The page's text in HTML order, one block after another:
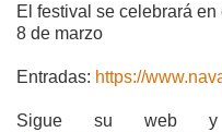
El festival se celebrará
8 de marzo
Entradas: https://
Sigue su web y